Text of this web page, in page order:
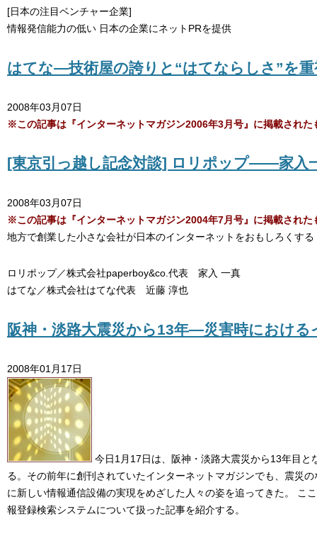
[日本の注目ベンチャー企業]
情報発信能力の低い 日本の企業にネットPRを提供
はてな―技術屋の誇りと“はてならしさ”を
2008年03月07日
※この記事は『インターネットマガジン2006年3月号』に掲載され
[東京引っ越し記念対談] ロリポップ――家
2008年03月07日
※この記事は『インターネットマガジン2004年7月号』に掲載され
地方で創業した小さな会社が日本のインターネットをおもしろくする
ロリポップ／株式会社paperboy&co.代表 家入 一真
はてな／株式会社はてな代表 近藤 淳也
阪神・淡路大震災から13年―災害時におけ
2008年01月17日
今日1月17日は、阪神・淡路大震災から13年目
る。その前年に創刊されていたインターネットマガジンでも、震災
に新しい情報通信設備の実現をめざした人々の姿を追ってきた。 こ
報登録検索システムについて扱った記事を紹介する。